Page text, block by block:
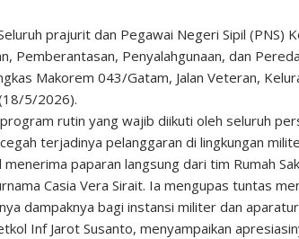
prajurit dan Pegawai Negeri Sipil (PNS)
Pemberantasan, Penyalahgunaan, dan
Makorem 043/Gatam, Jalan Veteran,
5/2026).
rutin yang wajib diikuti oleh seluruh
terjadinya pelanggaran di lingkungan
paparan langsung dari tim Rumah
Casia Vera Sirait. Ia mengupas tuntas
dampaknya bagi instansi militer dan
Inf Jarot Susanto, menyampaikan